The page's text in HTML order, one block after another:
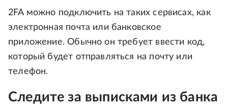
2FA можно подключить на таких сервисах, как
электронная почта или банковское
приложение. Обычно он требует ввести код,
который будет отправляться на почту или
телефон.
Следите за выписками из банка